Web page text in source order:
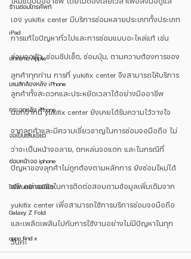
ร้านซ่อมโทรศัพท์
iPad
บทความ Apple
เลนส์กล้องหลัง iPhone
กระจกหลัง iPhone
จอเป็นเส้นเขียว
ซ่อมหน้าจอ iphone
ไอโฟนหน้าจอเขียว
Galaxy Z Fold
oppo find x
เอง yukifix center มีบริการซ่อมหลายประเภททั้งประเภท
การแก้ไขปัญหาทั่วไปและการซ่อมแบบอะไหล่แท้ เช่น
ซ่อมจอฟ้า, ซ่อมชิปเซ็ต, ซ่อมปุ่ม, ตามความต้องการของ
ลูกค้าทุกท่าน การที่ yukifix center จึงสามารถให้บริการ
ลูกค้าทั้งสะดวกและประหยัดเวลาได้อย่างมืออาชีพ
นอกจากนี้ yukifix center ยังเคยได้รับความไว้วางใจ
จากลูกค้าและมีความเชี่ยวชาญในการซ่อมจอมือถือ ไม่
ว่าจะเป็นหน้าจอลาย, ตกหล่นจอแตก และในกรณีที่
ปัญหาของลุกค้าไม่ถูกต้องตามหลักการ ยังซ่อมใหม่ได้
ฟรี! อย่ารอช้าในการติดต่อสอบถามข้อมูลเพิ่มเติมจาก
yukifix center เพื่อสามารถใช้การบริการซ่อมจอมือถือ
และเพลิดเพลินไปกับการใช้งานอย่างไม่มีปัญหาในทุก
วันค่ะ